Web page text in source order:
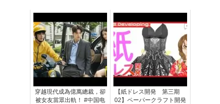
穿越現代成為億萬總裁，卻
被女友當眾出軌！ #中国电
【紙ドレス開発 第三期
02】ペーパークラフト開発